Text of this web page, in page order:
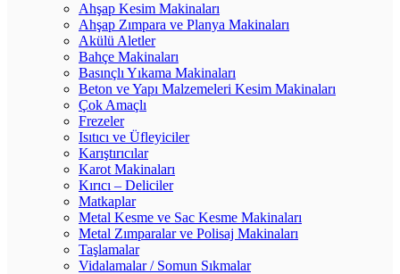
Ahşap Kesim Makinaları
Ahşap Zımpara ve Planya Makinaları
Akülü Aletler
Bahçe Makinaları
Basınçlı Yıkama Makinaları
Beton ve Yapı Malzemeleri Kesim Makinaları
Çok Amaçlı
Frezeler
Isıtıcı ve Üfleyiciler
Karıştırıcılar
Karot Makinaları
Kırıcı – Deliciler
Matkaplar
Metal Kesme ve Sac Kesme Makinaları
Metal Zımparalar ve Polisaj Makinaları
Taşlamalar
Vidalamalar / Somun Sıkmalar